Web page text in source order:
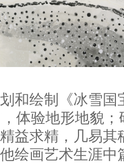
和绘制《冰雪
体验地形地貌
益求精，几易
绘画艺术生涯